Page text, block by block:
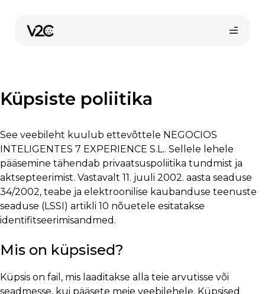
content
Osta veebist
Küpsiste poliitika
See veebileht kuulub ettevõttele NEGOCIOS
INTELIGENTES 7 EXPERIENCE S.L.. Sellele lehele
pääsemine tähendab privaatsuspoliitika tundmist ja
aktsepteerimist. Vastavalt 11. juuli 2002. aasta seaduse
34/2002, teabe ja elektroonilise kaubanduse teenuste
seaduse (LSSI) artikli 10 nõuetele esitatakse
identifitseerimisandmed.
Mis on küpsised?
Küpsis on fail, mis laaditakse alla teie arvutisse või
seadmesse, kui pääsete meie veebilehele. Küpsised